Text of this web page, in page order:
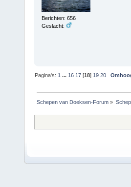
Berichten: 656
Geslacht:
Pagina's: 1 ... 16 17 [18] 19 20
Schepen van Doeksen-Forum »